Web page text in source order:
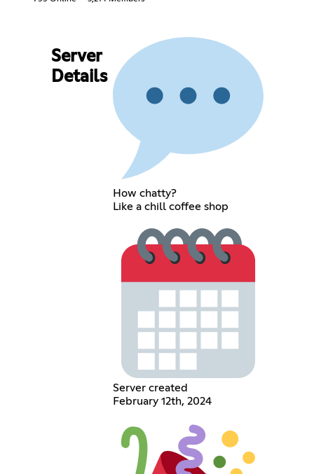
Server
Details
How chatty?
Like a chill coffee shop
Server created
February 12th, 2024